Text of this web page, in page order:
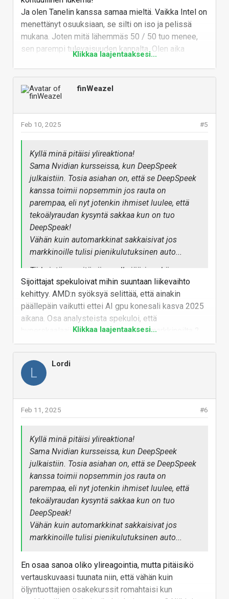
Ja olen Tanelin kanssa samaa mieltä. Vaikka Intel on
menettänyt osuuksiaan, se silti on iso ja pelissä
mukana. Joten mitä lähemmäs 50 / 50 tuo menee,
sen parempi tulevaisuuden kannalta. Olen aika
varma, että Intel saa kyllä prossapuolen kuntoon,
graffapuolellekkin sen 50/50 tai 33/33/33 niin
pysyisi kilpailu tasaisena!
Vastaa
Klikkaa laajentaaksesi...
finWeazel
#5
Feb 10, 2025
Kyllä minä pitäisi ylireaktiona!
Sama Nvidian kursseissa, kun DeepSpeek
julkaistiin. Tosia asiahan on, että se DeepSpeek
kanssa toimii nopsemmin jos rauta on
parempaa, eli nyt jotenkin ihmiset luulee, että
tekoälyraudan kysyntä sakkaa kun on tuo
DeepSpeak!
Vähän kuin automarkkinat sakkaisivat jos
markkinoille tulisi pienikulutuksinen auto...
Tärkeintä on mitä viivan alle jää, ja sekä
Nvidialla, että AMD:llä näyttäisi viivan alle
jäävän ihan kohtuullinen lukema!
Ja olen Tanelin kanssa samaa mieltä. Vaikka
Intel on menettänyt osuuksiaan, se silti on iso ja
pelissä mukana. Joten mitä lähemmäs 50 / 50
tuo menee, sen parempi tulevaisuuden
prossapuolen kuntoon, vaikka nyt vähän
sakkaa. Saisi vain graffapuolellekkin sen 50/50
Sijoittajat spekuloivat mihin suuntaan liikevaihto
kehittyy. AMD:n syöksyä selittää, että ainakin
päällepäin vaikutti ettei AI gpu konesali kasva 2025
aikana. Osa analysteista spekuloi, että
hyperskaalaajien omat raudat vievät markkinoilta 2.
paikan ja amd:lle ei ole tilaa. AMD countteroi
argumentteja sanomalla, että mi3550:en on
kilpailukykyisempi kuin nykyinen tuote ja tulee
etuajassa markkinalle.
During the company's Q4 2024 earnings call
Tuesday, AMD CEO Lisa Su said AMD plans to
quarter and "accelerate" production shipments
to "mid-year.": AMD pulls up the release of its
next-gen data center GPUs
Nvidiaa heilutti kun media lööpitteli että koko AI gpu
konesali on ohi, kun ei tarvita enää nopeaa
rautaa.Sittemminhän tilanne on rauhoittunut, kun aika
isoilta osin väärinymmärretyt deepseek lööpit
unohdettu ja palattu fundamenttien pariin
AMZN), and Google parent Alphabet (GOOG)
are expecting to spend a cumulative $325
billion in capital expenditures and investments
Klikkaa laajentaaksesi...
L
Lordi
#6
Feb 11, 2025
Kyllä minä pitäisi ylireaktiona!
Sama Nvidian kursseissa, kun DeepSpeek
julkaistiin. Tosia asiahan on, että se DeepSpeek
kanssa toimii nopsemmin jos rauta on
parempaa, eli nyt jotenkin ihmiset luulee, että
tekoälyraudan kysyntä sakkaa kun on tuo
DeepSpeak!
Vähän kuin automarkkinat sakkaisivat jos
markkinoille tulisi pienikulutuksinen auto...
En osaa sanoa oliko ylireagointia, mutta pitäisikö
vertauskuvaasi tuunata niin, että vähän kuin
öljyntuottajien osakekurssit romahtaisi kun